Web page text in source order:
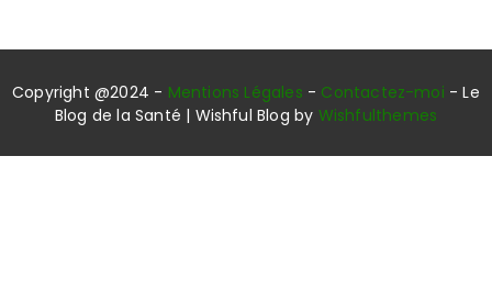
Copyright @2024 - Mentions Légales - Contactez-moi - Le
Blog de la Santé | Wishful Blog by Wishfulthemes